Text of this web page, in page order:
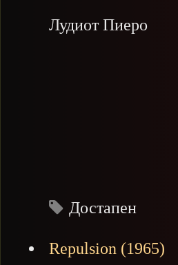
Лудиот Пиеро
Достапен
Repulsion (1965)